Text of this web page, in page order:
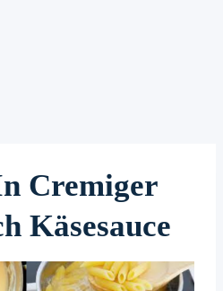
Cremiger
Käsesauce